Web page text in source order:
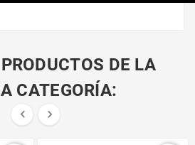
DE LA
CATEGORÍA:
 